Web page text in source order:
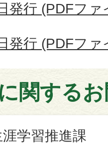
発行 (PDFフ
発行 (PDFファ
関する
学習推進課